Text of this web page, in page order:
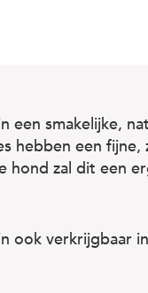
een smakelijke,
hebben een fijne,
hond zal dit een
ook verkrijgbaar